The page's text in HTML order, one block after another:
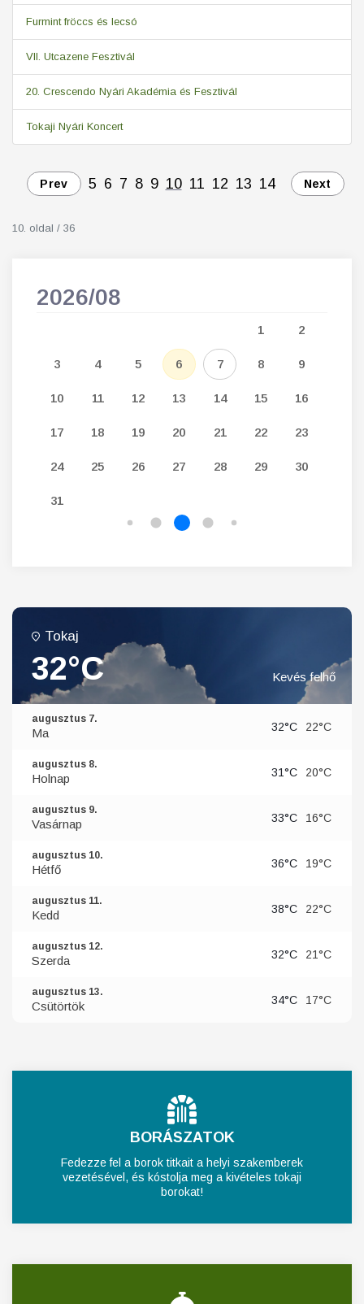
Furmint fröccs és lecsó
VII. Utcazene Fesztivál
20. Crescendo Nyári Akadémia és Fesztivál
Tokaji Nyári Koncert
Prev 5 6 7 8 9 10 11 12 13 14 Next
10. oldal / 36
2026/08
1 2
3 4 5 6 7 8 9
10 11 12 13 14 15 16
17 18 19 20 21 22 23
24 25 26 27 28 29 30
31
Tokaj
32°C Kevés felhő
augusztus 7.
Ma 32°C 22°C
augusztus 8.
Holnap 31°C 20°C
augusztus 9.
Vasárnap 33°C 16°C
augusztus 10.
Hétfő 36°C 19°C
augusztus 11.
Kedd 38°C 22°C
augusztus 12.
Szerda 32°C 21°C
augusztus 13.
Csütörtök 34°C 17°C
BORÁSZATOK
Fedezze fel a borok titkait a helyi szakemberek
vezetésével, és kóstolja meg a kivételes tokaji
borokat!